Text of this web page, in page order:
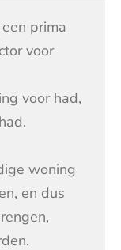
prima
voor
voor had,
woning
en dus